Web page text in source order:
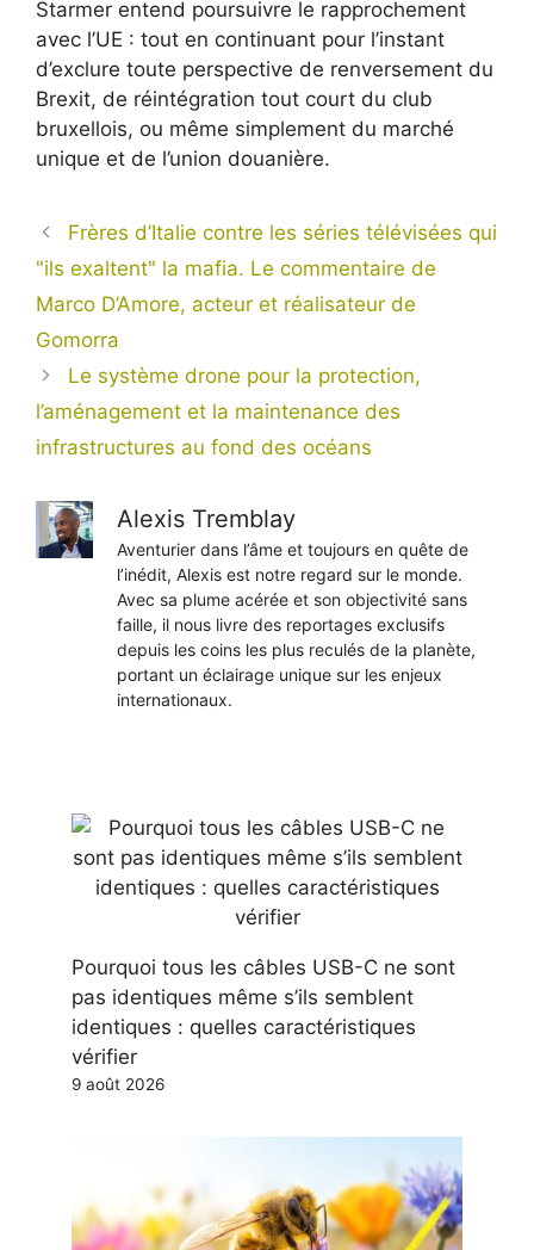
Starmer entend poursuivre le rapprochement
avec l’UE : tout en continuant pour l’instant
d’exclure toute perspective de renversement du
Brexit, de réintégration tout court du club
bruxellois, ou même simplement du marché
unique et de l’union douanière.
Frères d’Italie contre les séries télévisées qui
"ils exaltent" la mafia. Le commentaire de
Marco D’Amore, acteur et réalisateur de
Gomorra
Le système drone pour la protection,
l’aménagement et la maintenance des
infrastructures au fond des océans
Alexis Tremblay
Aventurier dans l’âme et toujours en quête de
l’inédit, Alexis est notre regard sur le monde.
Avec sa plume acérée et son objectivité sans
faille, il nous livre des reportages exclusifs
depuis les coins les plus reculés de la planète,
portant un éclairage unique sur les enjeux
internationaux.
Pourquoi tous les câbles USB-C ne sont
pas identiques même s’ils semblent
identiques : quelles caractéristiques
vérifier
9 août 2026